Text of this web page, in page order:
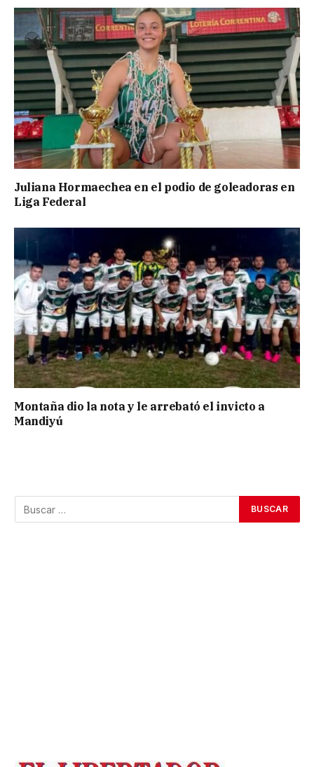
Juliana Hormaechea en el podio de goleadoras en
Liga Federal
Montaña dio la nota y le arrebató el invicto a
Mandiyú